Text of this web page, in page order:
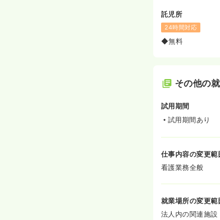
託児所
24時間対応
◆無料
その他の
試用期間
試用期間あり
仕事内容の変更範
看護業務全般
就業場所の変更範
法人内の関連施設